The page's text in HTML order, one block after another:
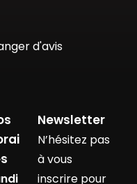
d'avis
Newsletter
N’hésitez pas
à vous
inscrire pour